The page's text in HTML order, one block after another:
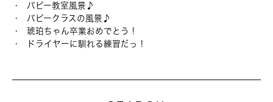
パピー教室風景♪
パピークラスの風景♪
琥珀ちゃん卒業おめでとう！
ドライヤーに馴れる練習だっ！